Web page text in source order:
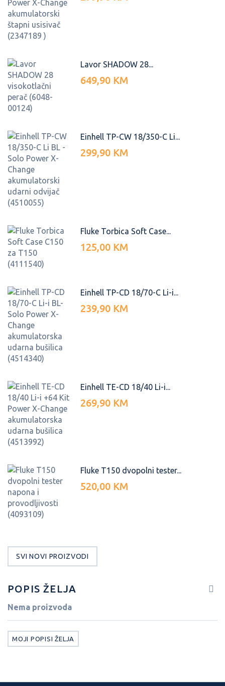
Lavor SHADOW 28...
649,90 KM
Einhell TP-CW 18/350-C Li...
299,90 KM
Fluke Torbica Soft Case...
125,00 KM
Einhell TP-CD 18/70-C Li-i...
239,90 KM
Einhell TE-CD 18/40 Li-i...
269,90 KM
Fluke T150 dvopolni tester...
520,00 KM
SVI NOVI PROIZVODI
POPIS ŽELJA
Nema proizvoda
MOJI POPISI ŽELJA